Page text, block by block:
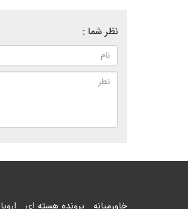
نظر شما :
خاورمیانه پرونده هسته ای اروپا